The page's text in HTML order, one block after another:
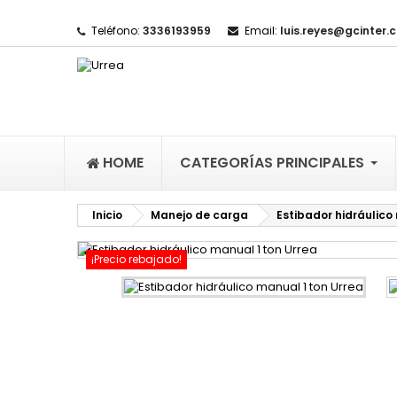
Teléfono: 3336193959 Email:
HOME CATEGORÍAS PRINCIPALES
Inicio Manejo de carga Estibador hidráulico
¡Precio rebajado!
